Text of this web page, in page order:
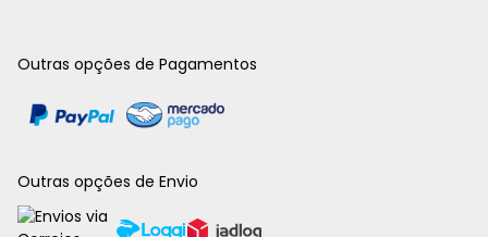
Outras opções de Pagamentos
Outras opções de Envio